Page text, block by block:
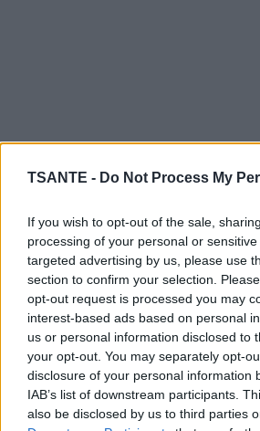
TSANTE - Do Not Process My
If you wish to opt-out of the sale,
processing of your personal or
targeted advertising by us, please use
section to confirm your selection.
opt-out request is processed you may
interest-based ads based on personal
us or personal information disclosed to
your opt-out. You may separately opt-
disclosure of your personal information
IAB’s list of downstream participants.
also be disclosed by us to third parties
Le persil contient de l’apiol, un
(antioxydant) et de l’apioside,
flavonoïdes qui possède des
Grâce à ses vertus diurétiques, le
effet « dépuratif » sur l’organisme.
Une recette de thé au persil
vieille dame bosniaque pour